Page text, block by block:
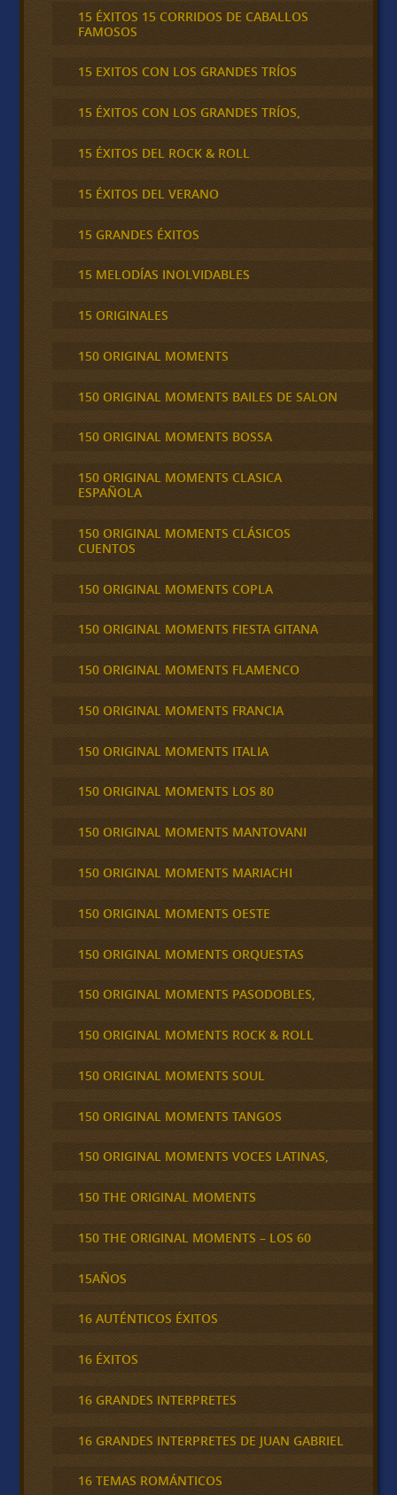
15 ÉXITOS 15 CORRIDOS DE CABALLOS
FAMOSOS
15 EXITOS CON LOS GRANDES TRÍOS
15 ÉXITOS CON LOS GRANDES TRÍOS,
15 ÉXITOS DEL ROCK & ROLL
15 ÉXITOS DEL VERANO
15 GRANDES ÉXITOS
15 MELODÍAS INOLVIDABLES
15 ORIGINALES
150 ORIGINAL MOMENTS
150 ORIGINAL MOMENTS BAILES DE SALON
150 ORIGINAL MOMENTS BOSSA
150 ORIGINAL MOMENTS CLASICA
ESPAÑOLA
150 ORIGINAL MOMENTS CLÁSICOS
CUENTOS
150 ORIGINAL MOMENTS COPLA
150 ORIGINAL MOMENTS FIESTA GITANA
150 ORIGINAL MOMENTS FLAMENCO
150 ORIGINAL MOMENTS FRANCIA
150 ORIGINAL MOMENTS ITALIA
150 ORIGINAL MOMENTS LOS 80
150 ORIGINAL MOMENTS MANTOVANI
150 ORIGINAL MOMENTS MARIACHI
150 ORIGINAL MOMENTS OESTE
150 ORIGINAL MOMENTS ORQUESTAS
150 ORIGINAL MOMENTS PASODOBLES,
150 ORIGINAL MOMENTS ROCK & ROLL
150 ORIGINAL MOMENTS SOUL
150 ORIGINAL MOMENTS TANGOS
150 ORIGINAL MOMENTS VOCES LATINAS,
150 THE ORIGINAL MOMENTS
150 THE ORIGINAL MOMENTS – LOS 60
15AÑOS
16 AUTÉNTICOS ÉXITOS
16 ÉXITOS
16 GRANDES INTERPRETES
16 GRANDES INTERPRETES DE JUAN GABRIEL
16 TEMAS ROMÁNTICOS